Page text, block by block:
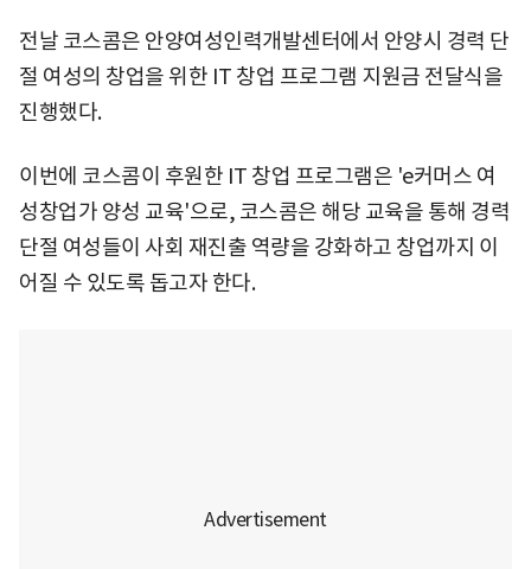
전날 코스콤은 안양여성인력개발센터에서 안양시 경력 단
절 여성의 창업을 위한 IT 창업 프로그램 지원금 전달식을
진행했다.
이번에 코스콤이 후원한 IT 창업 프로그램은 'e커머스 여
성창업가 양성 교육'으로, 코스콤은 해당 교육을 통해 경력
단절 여성들이 사회 재진출 역량을 강화하고 창업까지 이
어질 수 있도록 돕고자 한다.